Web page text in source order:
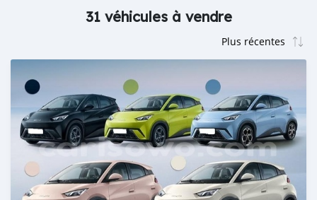
31 véhicules à vendre